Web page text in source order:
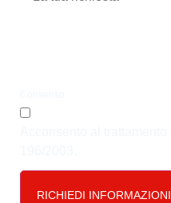
RICHIEDI INFORMAZIONI